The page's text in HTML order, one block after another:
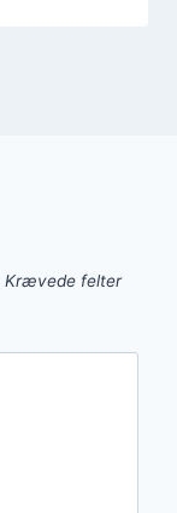
Krævede felter